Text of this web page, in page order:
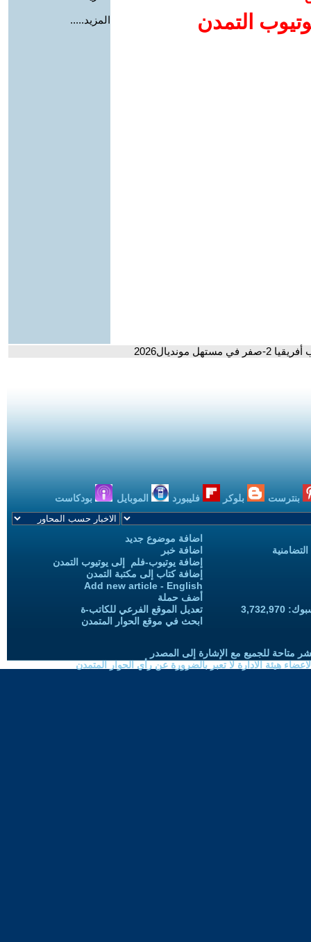
التمدن
المزيد.....
بنترست بلوكر فليبورد الموبايل بودكاست
اضافة موضوع جديد
اضافة خبر
إضافة يوتيوب-فلم إلى يوتيوب التمدن
إضافة كتاب إلى مكتبة التمدن
Add new article - English
أضف حملة
تعديل الموقع الفرعي للكاتب-ة
ابحث في موقع الحوار المتمدن
متاحة للجميع مع الإشارة إلى المصدر
هيئة الادارة لا تعبر بالضرورة عن رأي الحوار المتمدن